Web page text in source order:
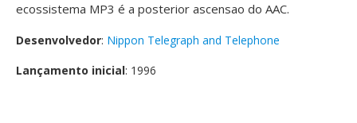
ecossistema MP3 é a posterior ascensao do AAC.
Desenvolvedor: Nippon Telegraph and Telephone
Lançamento inicial: 1996